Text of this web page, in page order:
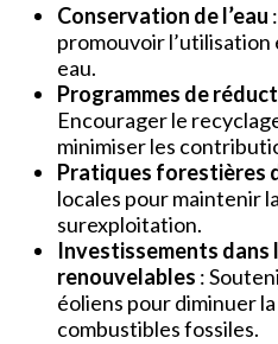
Conservation de l’eau
promouvoir
eau.
Programmes de
Encourager le
minimiser les
Pratiques forestières
locales pour maintenir
surexploitation.
Investissements dans
renouvelables :
éoliens pour diminuer
combustibles fossiles.